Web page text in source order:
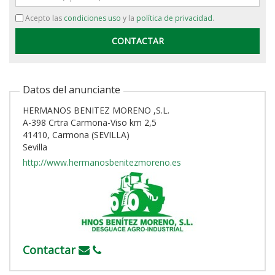
Acepto las condiciones uso y la política de privacidad.
Datos del anunciante
HERMANOS BENITEZ MORENO ,S.L.
A-398 Crtra Carmona-Viso km 2,5
41410, Carmona (SEVILLA)
Sevilla
http://www.hermanosbenitezmoreno.es
Contactar